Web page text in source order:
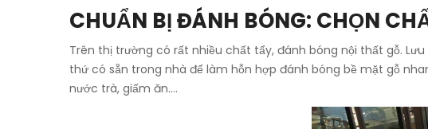
CHUẨN BỊ ĐÁNH BÓNG: CHỌN
Trên thị trường có rất nhiều chất tẩy, đánh bóng nội thất gỗ.
thứ có sẵn trong nhà để làm hỗn hợp đánh bóng bề mặt gỗ
nước trà, giấm ăn….